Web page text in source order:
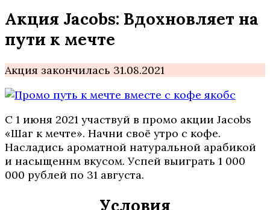
Акция Jacobs: Вдохновляет на
пути к мечте
Акция закончилась 31.08.2021
С 1 июня 2021 участвуй в промо акции Jacobs
«Шаг к мечте». Начни своё утро с кофе.
Насладись ароматной натуральной арабикой
и насыщеннм вкусом. Успей выиграть 1 000
000 рублей по 31 августа.
Условия